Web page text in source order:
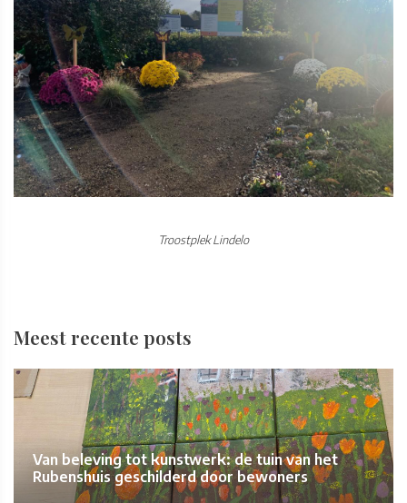
Troostplek Lindelo
Meest recente posts
Van beleving tot kunstwerk: de tuin van het
Rubenshuis geschilderd door bewoners